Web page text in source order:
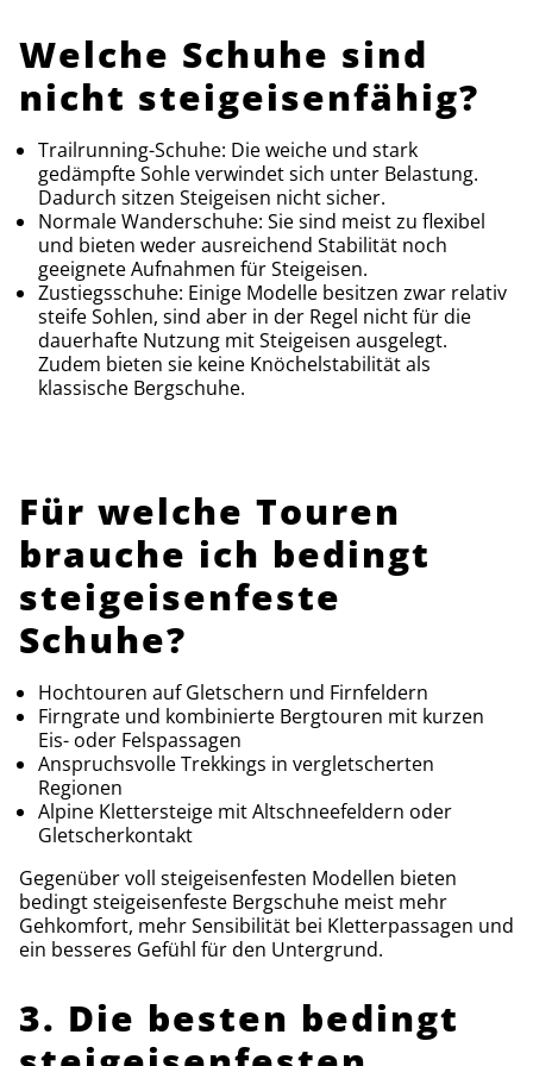
Welche Schuhe sind
nicht steigeisenfähig?
Trailrunning-Schuhe: Die weiche und stark
gedämpfte Sohle verwindet sich unter Belastung.
Dadurch sitzen Steigeisen nicht sicher.
Normale Wanderschuhe: Sie sind meist zu flexibel
und bieten weder ausreichend Stabilität noch
geeignete Aufnahmen für Steigeisen.
Zustiegsschuhe: Einige Modelle besitzen zwar relativ
steife Sohlen, sind aber in der Regel nicht für die
dauerhafte Nutzung mit Steigeisen ausgelegt.
Zudem bieten sie keine Knöchelstabilität als
klassische Bergschuhe.
Für welche Touren
brauche ich bedingt
steigeisenfeste
Schuhe?
Hochtouren auf Gletschern und Firnfeldern
Firngrate und kombinierte Bergtouren mit kurzen
Eis- oder Felspassagen
Anspruchsvolle Trekkings in vergletscherten
Regionen
Alpine Klettersteige mit Altschneefeldern oder
Gletscherkontakt
Gegenüber voll steigeisenfesten Modellen bieten
bedingt steigeisenfeste Bergschuhe meist mehr
Gehkomfort, mehr Sensibilität bei Kletterpassagen und
ein besseres Gefühl für den Untergrund.
3. Die besten bedingt